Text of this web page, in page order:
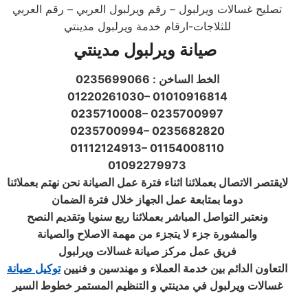
تصليح غسالات ويرلبول – رقم ويرلبول العربي – رقم العربي
للثلاجات-ارقام خدمة ويرلبول مدينتي
صيانة ويرلبول مدينتي
الخط الساخن : 0235699066
01220261030– 01010916814
0235710008– 0235700997
0235700994– 0235682820
01112124913– 01154008110
01092279973
لايقتصر الاتصال بعملائنا اثناء فترة عمل الصيانة نحن نهتم بعملائنا
دوما بمتابعة عمل الجهاز خلال فترة الضمان
ونعتبر التواصل المباشر بعملائنا ربع سنويا وتقديم النصح
والمشورة جزء لا يتجزء من مهمة الاصلاح والصيانة
فريق عمل مركز صيانة غسالات ويرلبول
التعاون الدائم بين خدمة العملاء و مهندسين و فنيين توكيل صيانة
غسالات ويرلبول في مدينتي و التنظيم المستمر خطوط السير